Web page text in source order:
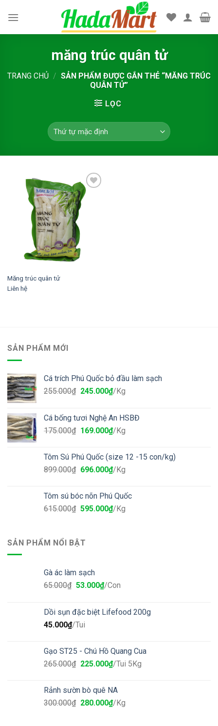
măng trúc quân tử
TRANG CHỦ / SẢN PHẨM ĐƯỢC GẮN THẺ “MĂNG TRÚC
QUÂN TỬ”
LỌC
Add to
wishlist
Măng trúc quân tử
Liên hệ
SẢN PHẨM MỚI
Cá trích Phú Quốc bỏ đầu làm sạch
255.000₫ 245.000₫/Kg
Cá bống tươi Nghệ An HSBĐ
175.000₫ 169.000₫/Kg
Tôm Sú Phú Quốc (size 12 -15 con/kg)
899.000₫ 696.000₫/Kg
Tôm sú bóc nõn Phú Quốc
615.000₫ 595.000₫/Kg
SẢN PHẨM NỔI BẬT
Gà ác làm sạch
65.000₫ 53.000₫/Con
Dồi sụn đặc biệt Lifefood 200g
45.000₫/Tui
Gạo ST25 - Chú Hồ Quang Cua
265.000₫ 225.000₫/Tui 5Kg
Rảnh sườn bò quê NA
300.000₫ 280.000₫/Kg